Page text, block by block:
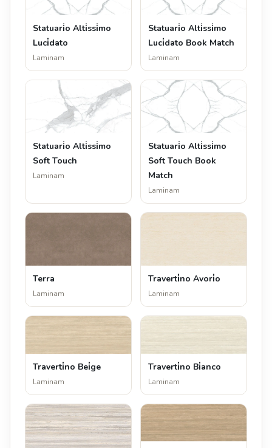
Statuari̇o Alti̇ssi̇mo
Luci̇dato
Laminam
Statuari̇o Alti̇ssi̇mo
Luci̇dato Book Match
Laminam
Statuari̇o Alti̇ssi̇mo
Soft Touch
Laminam
Statuari̇o Alti̇ssi̇mo
Soft Touch Book
Match
Laminam
Terra
Laminam
Traverti̇no Avori̇o
Laminam
Traverti̇no Bei̇ge
Laminam
Traverti̇no Bi̇anco
Laminam